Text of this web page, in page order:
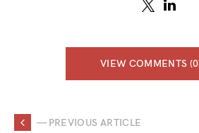
VIEW COMMENTS
— PREVIOUS ARTICLE